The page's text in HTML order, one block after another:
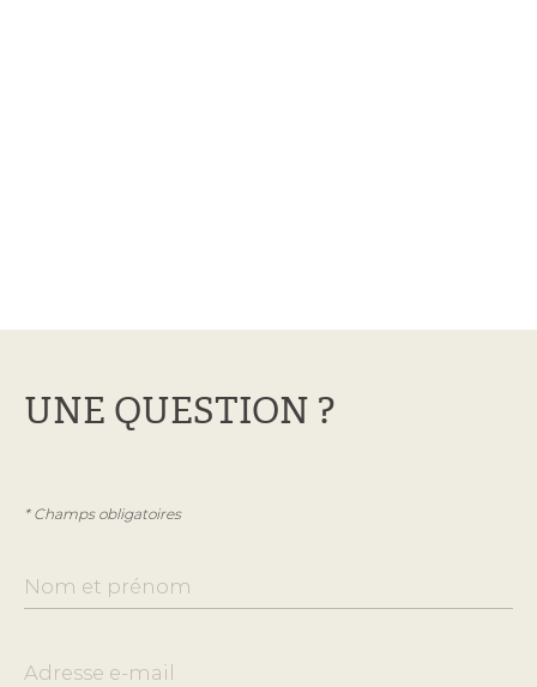
UNE QUESTION ?
* Champs obligatoires